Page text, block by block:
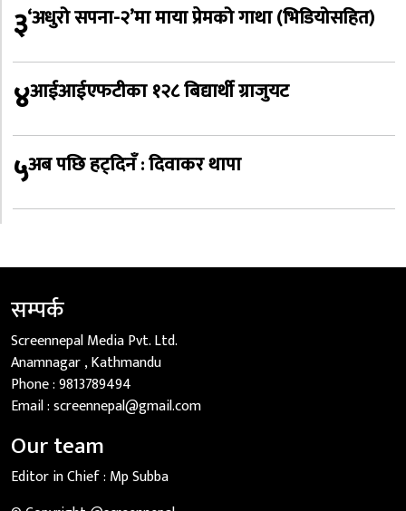
३‘अधुरो सपना-२’मा माया प्रेमको गाथा (भिडियोसहित)
४आईआईएफटीका १२८ बिद्यार्थी ग्राजुयट
५अब पछि हट्दिनँ : दिवाकर थापा
सम्पर्क
Screennepal Media Pvt. Ltd.
Anamnagar , Kathmandu
Phone :9813789494
Email :screennepal@gmail.com
Our team
Editor in Chief : Mp Subba